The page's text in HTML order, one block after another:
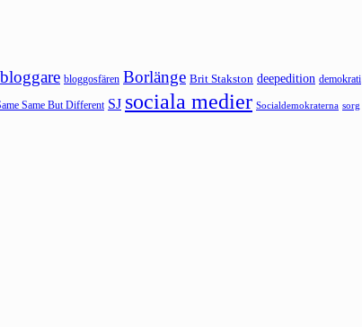
bloggare bloggosfären Borlänge Brit Stakston deepedition demokrati
Same But Different SJ sociala medier Socialdemokraterna sorg